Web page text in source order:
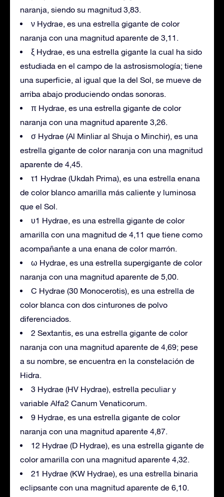
naranja, siendo su magnitud 3,83.
ν Hydrae, es una estrella gigante de color
naranja con una magnitud aparente de 3,11.
ξ Hydrae, es una estrella gigante la cual ha sido
estudiada en el campo de la astrosismología; tiene
una superficie, al igual que la del Sol, se mueve de
arriba abajo produciendo ondas sonoras.
π Hydrae, es una estrella gigante de color
naranja con una magnitud aparente 3,26.
σ Hydrae (Al Minliar al Shuja o Minchir), es una
estrella gigante de color naranja con una magnitud
aparente de 4,45.
τ1 Hydrae (Ukdah Prima), es una estrella enana
de color blanco amarilla más caliente y luminosa
que el Sol.
υ1 Hydrae, es una estrella gigante de color
amarilla con una magnitud de 4,11 que tiene como
acompañante a una enana de color marrón.
ω Hydrae, es una estrella supergigante de color
naranja con una magnitud aparente de 5,00.
C Hydrae (30 Monocerotis), es una estrella de
color blanca con dos cinturones de polvo
diferenciados.
2 Sextantis, es una estrella gigante de color
naranja con una magnitud aparente de 4,69; pese
a su nombre, se encuentra en la constelación de
Hidra.
3 Hydrae (HV Hydrae), estrella peculiar y
variable Alfa2 Canum Venaticorum.
9 Hydrae, es una estrella gigante de color
naranja con una magnitud aparente 4,87.
12 Hydrae (D Hydrae), es una estrella gigante de
color amarilla con una magnitud aparente 4,32.
21 Hydrae (KW Hydrae), es una estrella binaria
eclipsante con una magnitud aparente de 6,10.